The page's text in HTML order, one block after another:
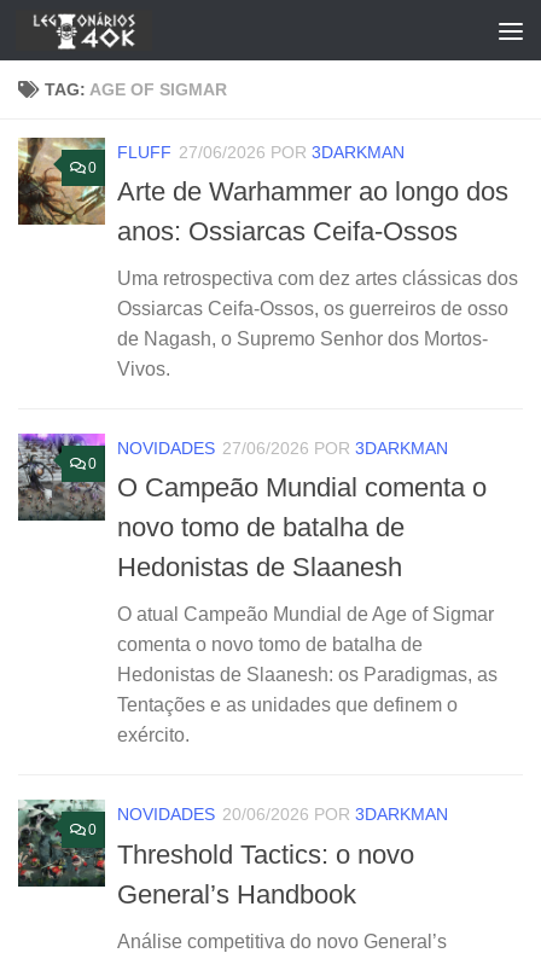
Skip to content
TAG: AGE OF SIGMAR
0
FLUFF 27/06/2026 POR 3DARKMAN
Arte de Warhammer ao longo dos
anos: Ossiarcas Ceifa-Ossos
Uma retrospectiva com dez artes clássicas dos
Ossiarcas Ceifa-Ossos, os guerreiros de osso
de Nagash, o Supremo Senhor dos Mortos-
Vivos.
0
NOVIDADES 27/06/2026 POR 3DARKMAN
O Campeão Mundial comenta o
novo tomo de batalha de
Hedonistas de Slaanesh
O atual Campeão Mundial de Age of Sigmar
comenta o novo tomo de batalha de
Hedonistas de Slaanesh: os Paradigmas, as
Tentações e as unidades que definem o
exército.
0
NOVIDADES 20/06/2026 POR 3DARKMAN
Threshold Tactics: o novo
General’s Handbook
Análise competitiva do novo General’s